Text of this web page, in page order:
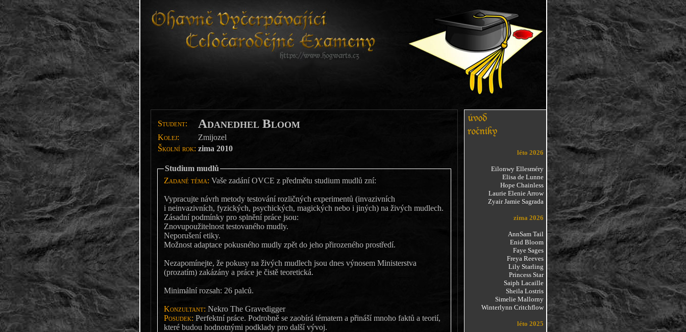
Student: Adanedhel Bloom
Kolej:
Zmijozel
Školní rok: zima 2010
Studium mudlů
Zadané téma: Vaše zadání OVCE z předmětu studium mudlů zní:
Vypracujte návrh metody testování rozličných experimentů (invazivních
i neinvazivních, fyzických, psychických, magických nebo i jiných) na živých mudlech.
Zásadní podmínky pro splnění práce jsou:
Znovupoužitelnost testovaného mudly.
Neporušení etiky.
Možnost adaptace pokusného mudly zpět do jeho přirozeného prostředí.
Nezapomínejte, že pokusy na živých mudlech jsou dnes výnosem Ministerstva
(prozatím) zakázány a práce je čistě teoretická.
Minimální rozsah: 26 palců.
Konzultant: Nekro The Gravedigger
Posudek: Perfektní práce. Podrobně se zaobírá tématem a přináší mnoho faktů a teorií,
které budou hodnotnými podklady pro další vývoj.
léto 2026
Eilonwy Ellesméry
Elisa de Lunne
Hope Chainless
Laurie Elenie Arrow
Zyair Jamie Sagrada
zima 2026
AnnSam Tail
Enid Bloom
Faye Sages
Freya Reeves
Lily Starling
Princess Star
Saiph Lacaille
Sheila Lostris
Simelie Mallorny
Winterlynn Critchflow
léto 2025